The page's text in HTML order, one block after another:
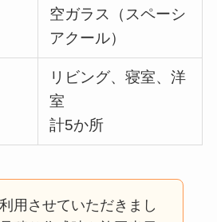
空ガラス（スペーシ
アクール）
リビング、寝室、洋
室
計5か所
用させていただきまし